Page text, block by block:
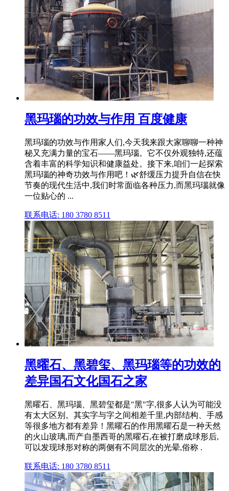
黑玛瑙的功效与作用 百度健康
黑玛瑙的功效与作用家人们,今天我来跟大家聊聊一种神
秘又充满力量的宝石——黑玛瑙。它不仅外观独特,还蕴
含着丰富的科学知识和健康益处。接下来,咱们一起探索
黑玛瑙的神奇功效与作用吧！🌿舒缓压力提升自信在快
节奏的现代生活中,我们时常面临各种压力,而黑玛瑙就像
一位贴心的 ...
联系电话: 180 3780 8511
黑曜石、黑碧玺、黑玛瑙等的功效的
差异国石文化国石之家
黑曜石、黑玛瑙、黑碧玺都是"黑"字,很多人认为可能没
有太大区别。其实字与字之间相差千里,内部结构、手感
等很多地方都有差异！黑曜石的作用黑曜石是一种天然
的火山玻璃,而产自墨西哥的黑曜石,在被打磨成球形后,
可以发现球形对称的两侧有不同层次的光晕,俗称 .
联系电话: 180 3780 8511